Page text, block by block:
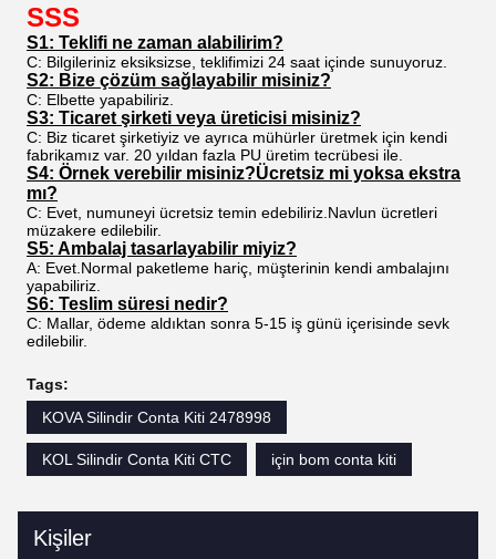
SSS
S1: Teklifi ne zaman alabilirim?
C: Bilgileriniz eksiksizse, teklifimizi 24 saat içinde sunuyoruz.
S2: Bize çözüm sağlayabilir misiniz?
C: Elbette yapabiliriz.
S3: Ticaret şirketi veya üreticisi misiniz?
C: Biz ticaret şirketiyiz ve ayrıca mühürler üretmek için kendi
fabrikamız var. 20 yıldan fazla PU üretim tecrübesi ile.
S4: Örnek verebilir misiniz?Ücretsiz mi yoksa ekstra
mı?
C: Evet, numuneyi ücretsiz temin edebiliriz.Navlun ücretleri
müzakere edilebilir.
S5: Ambalaj tasarlayabilir miyiz?
A: Evet.Normal paketleme hariç, müşterinin kendi ambalajını
yapabiliriz.
S6: Teslim süresi nedir?
C: Mallar, ödeme aldıktan sonra 5-15 iş günü içerisinde sevk
edilebilir.
Tags:
KOVA Silindir Conta Kiti 2478998
KOL Silindir Conta Kiti CTC için bom conta kiti
Kişiler